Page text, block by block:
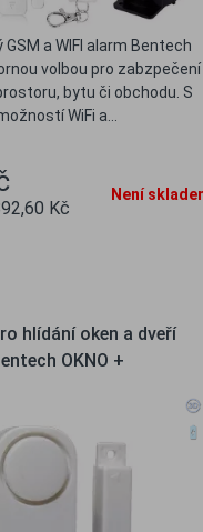
a WIFI alarm Bentech
volbou pro zabzpečení
bytu či obchodu. S
WiFi a...
Kč
Není
hlídání oken a dveří
OKNO +